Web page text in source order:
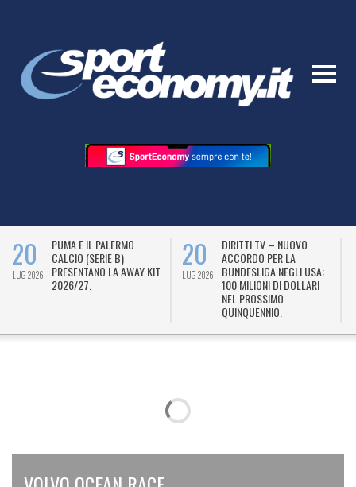
20
LUG 2026
PUMA E IL PALERMO
CALCIO (SERIE B)
PRESENTANO LA AWAY KIT
2026/27.
20
LUG 2026
DIRITTI TV – NUOVO
ACCORDO PER LA
BUNDESLIGA NEGLI USA:
100 MILIONI DI DOLLARI
NEL PROSSIMO
QUINQUENNIO.